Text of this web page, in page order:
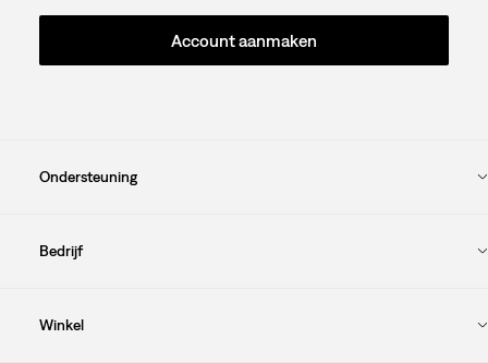
Account aanmaken
Ondersteuning
Bedrijf
Winkel